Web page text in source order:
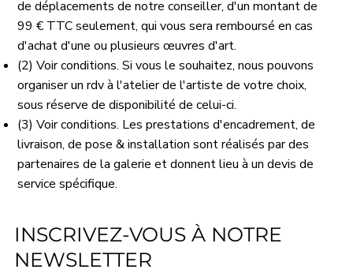
de déplacements de notre conseiller, d'un montant de
99 € TTC seulement, qui vous sera remboursé en cas
d'achat d'une ou plusieurs œuvres d'art.
(2) Voir conditions. Si vous le souhaitez, nous pouvons
organiser un rdv à l'atelier de l'artiste de votre choix,
sous réserve de disponibilité de celui-ci.
(3) Voir conditions. Les prestations d'encadrement, de
livraison, de pose & installation sont réalisés par des
partenaires de la galerie et donnent lieu à un devis de
service spécifique.
INSCRIVEZ-VOUS À NOTRE
NEWSLETTER